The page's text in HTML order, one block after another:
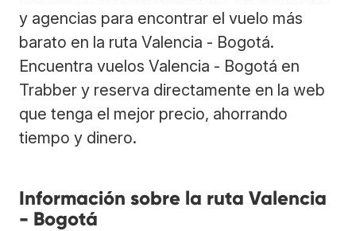
y agencias para encontrar el vuelo más
barato en la ruta Valencia - Bogotá.
Encuentra vuelos Valencia - Bogotá en
Trabber y reserva directamente en la web
que tenga el mejor precio, ahorrando
tiempo y dinero.
Información sobre la ruta Valencia
- Bogotá